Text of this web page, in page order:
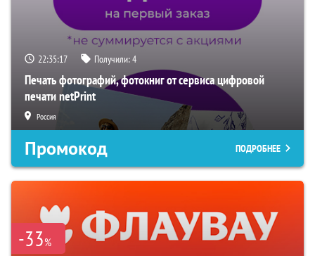
22:35:15 Получили:4
Печать фотографий, фотокниг от сервиса цифровой
печати netPrint
Россия
Промокод ПОДРОБНЕЕ
-33%